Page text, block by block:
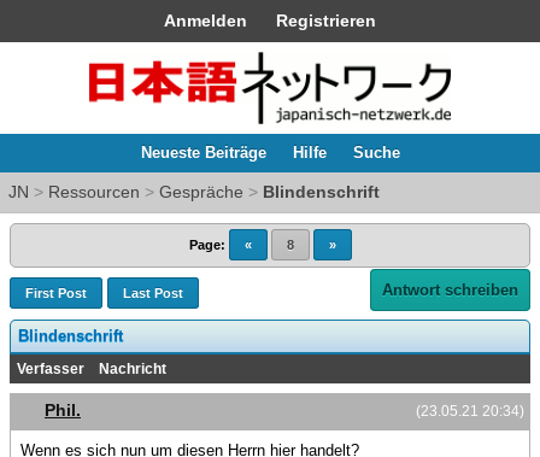
Anmelden Registrieren
Neueste Beiträge Hilfe Suche
JN > Ressourcen > Gespräche > Blindenschrift
Page: « 8 »
First Post Last Post Antwort schreiben
Blindenschrift
Verfasser Nachricht
(23.05.21 20:34)
Phil.
Wenn es sich nun um diesen Herrn hier handelt?